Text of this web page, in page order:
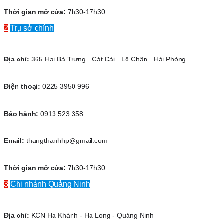
Thời gian mở cửa: 7h30-17h30
2 Trụ sở chính
Địa chỉ: 365 Hai Bà Trưng - Cát Dài - Lê Chân - Hải Phòng
Điện thoại: 0225 3950 996
Bảo hành: 0913 523 358
Email: thangthanhhp@gmail.com
Thời gian mở cửa: 7h30-17h30
3 Chi nhánh Quảng Ninh
Địa chỉ: KCN Hà Khánh - Hạ Long - Quảng Ninh